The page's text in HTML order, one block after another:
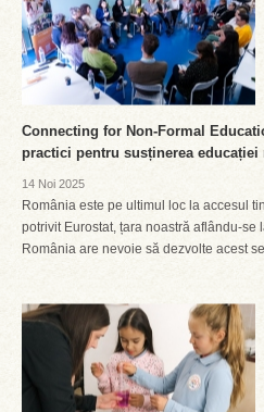
Connecting for Non-Formal
practici pentru susținerea educației
14 Noi 2025
România este pe ultimul loc la accesul
potrivit Eurostat, țara noastră aflându-se
România are nevoie să dezvolte acest